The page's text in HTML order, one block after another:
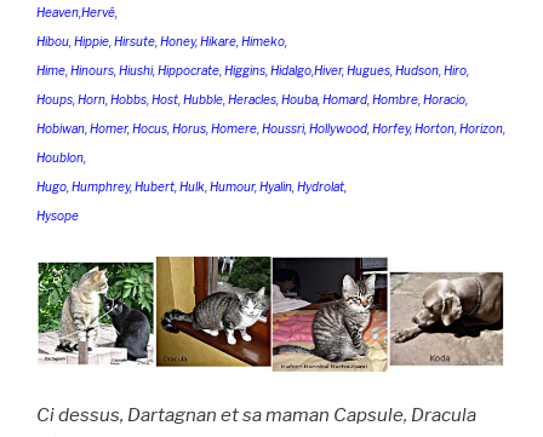
Heaven,Hervé,
Hibou, Hippie, Hirsute, Honey, Hikare, Himeko,
Hime, Hinours, Hiushi, Hippocrate, Higgins, Hidalgo,Hiver, Hugues, Hudson, Hiro,
Houps, Horn, Hobbs, Host, Hubble, Heracles, Houba, Homard, Hombre, Horacio,
Hobiwan, Homer, Hocus, Horus, Homere, Houssri, Hollywood, Horfey, Horton, Horizon,
Houblon,
Hugo, Humphrey, Hubert, Hulk, Humour, Hyalin, Hydrolat,
Hysope
Ci dessus, Dartagnan et sa maman Capsule, Dracula